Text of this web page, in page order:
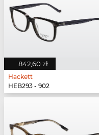
842,60 zł
Hackett
HEB293 - 902